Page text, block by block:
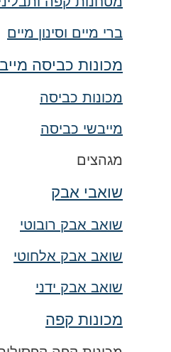
ברי מיים וסינון מיים
מכונות כביסה
מכונות כביסה
מייבשי כביסה
מגהצים
שואבי אבק
שואב אבק רובוטי
שואב אבק אלחוטי
שואב אבק ידני
מכונות קפה